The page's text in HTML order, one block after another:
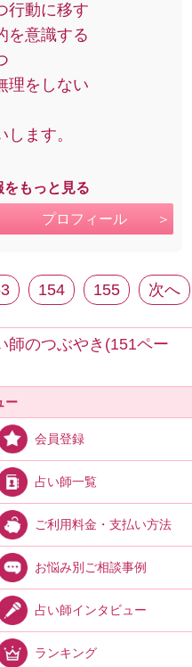
行動に移す
を意識する
理をしない
ます。
をもっと見る
プロフィール
154 155 次へ
師のつぶやき(151ペー
ー
会員登録
占い師一覧
ご利用料金・支払い方法
お悩み別ご相談事例
占い師インタビュー
ランキング